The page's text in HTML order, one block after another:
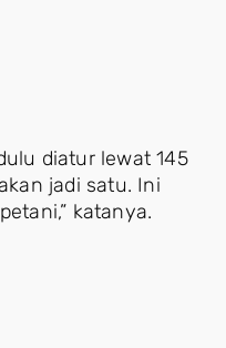
diatur lewat 145
jadi satu. Ini
katanya.